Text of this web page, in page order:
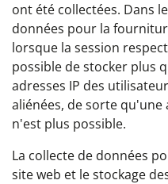
ont été collectées. Dans
données pour la
lorsque la session
possible de stocker plus
adresses IP des
aliénées, de sorte
n'est plus possible.
La collecte de données
site web et le stockage